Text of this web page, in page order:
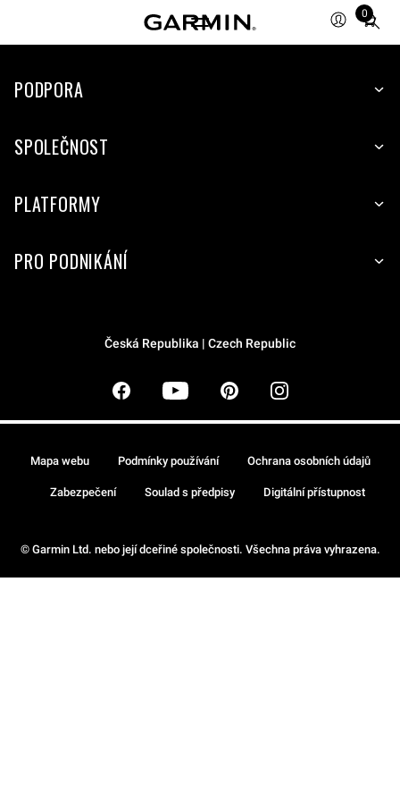
0
Total
items
cart:
PODPORA
SPOLEČNOST
PLATFORMY
PRO PODNIKÁNÍ
Česká Republika | Czech Republic
© Garmin Ltd. nebo její dceřiné společnosti. Všechna práva vyhrazena.
Mapa webu Podmínky používání Ochrana osobních údajů
Zabezpečení Soulad s předpisy Digitální přístupnost